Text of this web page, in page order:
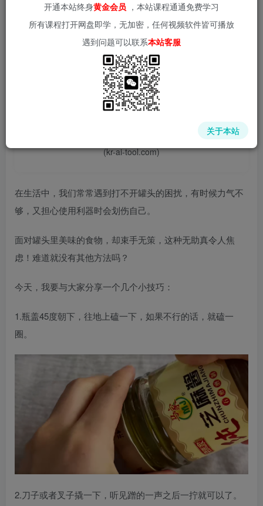
📌 1000➕互联网副业项目教程，更多网赚项目，点击以下
链接进入本站首页：
中赚网 - 分享各大收费VIP网赚项目和创业教程 - 狂人资源
(kr-ai-tool.com)
在生活中，我们常常遇到打不开罐头的困扰，有时候力气不
够，又担心使用利器时会划伤自己。
面对罐头里美味的食物，却束手无策，这种无助真令人焦
虑！难道就没有其他方法吗？
今天，我要与大家分享一个几个小技巧：
1.瓶盖45度朝下，往地上磕一下，如果不行的话，就磕一
圈。
2.刀子或者叉子撬一下，听见蹭的一声之后一拧就可以了。
开通本站终身黄金会员 ，本站课程通通免费学习
所有课程打开网盘即学，无加密，任何视频软件皆可播放
遇到问题可以联系本站客服
关于本站